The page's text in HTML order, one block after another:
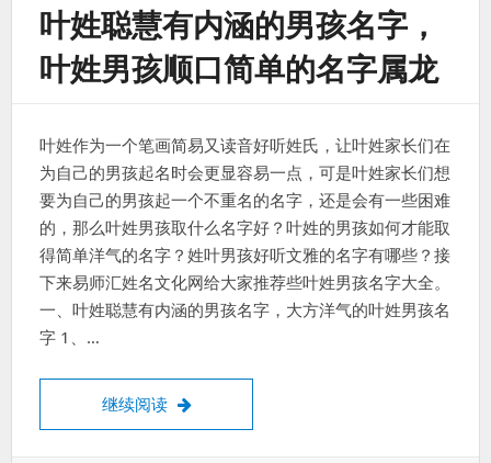
叶姓聪慧有内涵的男孩名字，
叶姓男孩顺口简单的名字属龙
叶姓作为一个笔画简易又读音好听姓氏，让叶姓家长们在
为自己的男孩起名时会更显容易一点，可是叶姓家长们想
要为自己的男孩起一个不重名的名字，还是会有一些困难
的，那么叶姓男孩取什么名字好？叶姓的男孩如何才能取
得简单洋气的名字？姓叶男孩好听文雅的名字有哪些？接
下来易师汇姓名文化网给大家推荐些叶姓男孩名字大全。
一、叶姓聪慧有内涵的男孩名字，大方洋气的叶姓男孩名
字 1、…
继续阅读 叶姓聪慧有内涵的男孩名字，叶姓男孩顺口